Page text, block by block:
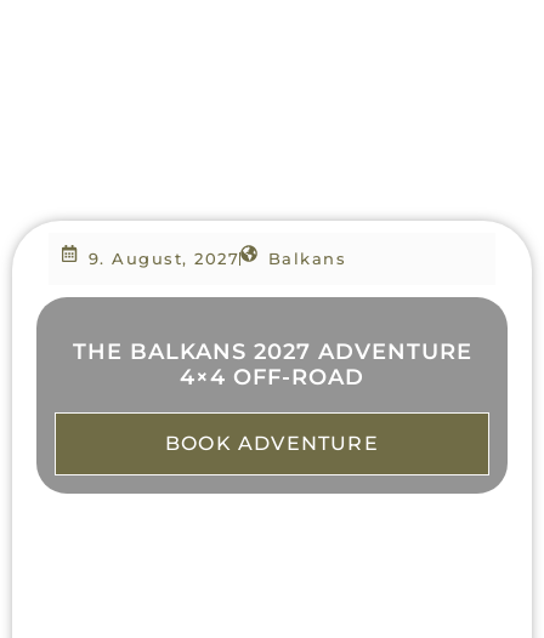
9. August, 2027 Balkans
THE BALKANS 2027 ADVENTURE
4×4 OFF-ROAD
BOOK ADVENTURE